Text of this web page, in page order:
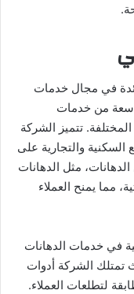
في مجال خدمات
من خدمات
تتميز الشركة
السكنية والتجارية على
مثل الدهانات
مما يمنح العملاء
في خدمات الدهانات
تمتلك الشركة أدوات
لتطلعات العملاء.